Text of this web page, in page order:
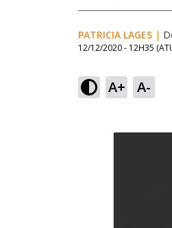
PATRICIA LAGES |
12/12/2020 - 12H35
A+ A-